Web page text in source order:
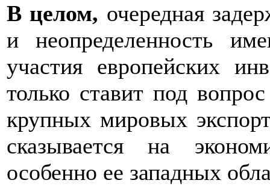
В целом, очередная
и неопределенность
участия европейских
только ставит под
крупных мировых
сказывается на
особенно ее западных